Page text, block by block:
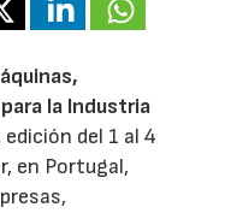
la Industria
del 1 al 4
en Portugal,